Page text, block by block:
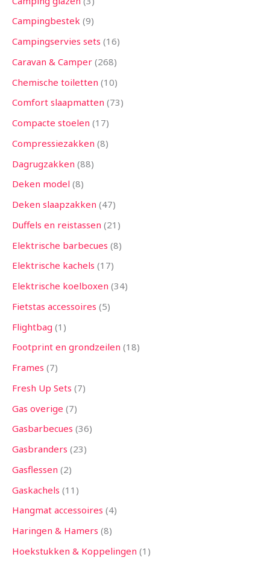
Campingbestek 9
Campingservies sets 16
Caravan & Camper 268
Chemische toiletten 10
Comfort slaapmatten 73
Compacte stoelen 17
Compressiezakken 8
Dagrugzakken 88
Deken model 8
Deken slaapzakken 47
Duffels en reistassen 21
Elektrische barbecues 8
Elektrische kachels 17
Elektrische koelboxen 34
Fietstas accessoires 5
Flightbag 1
Footprint en grondzeilen 18
Frames 7
Fresh Up Sets 7
Gas overige 7
Gasbarbecues 36
Gasbranders 23
Gasflessen 2
Gaskachels 11
Hangmat accessoires 4
Haringen & Hamers 8
Hoekstukken & Koppelingen 1